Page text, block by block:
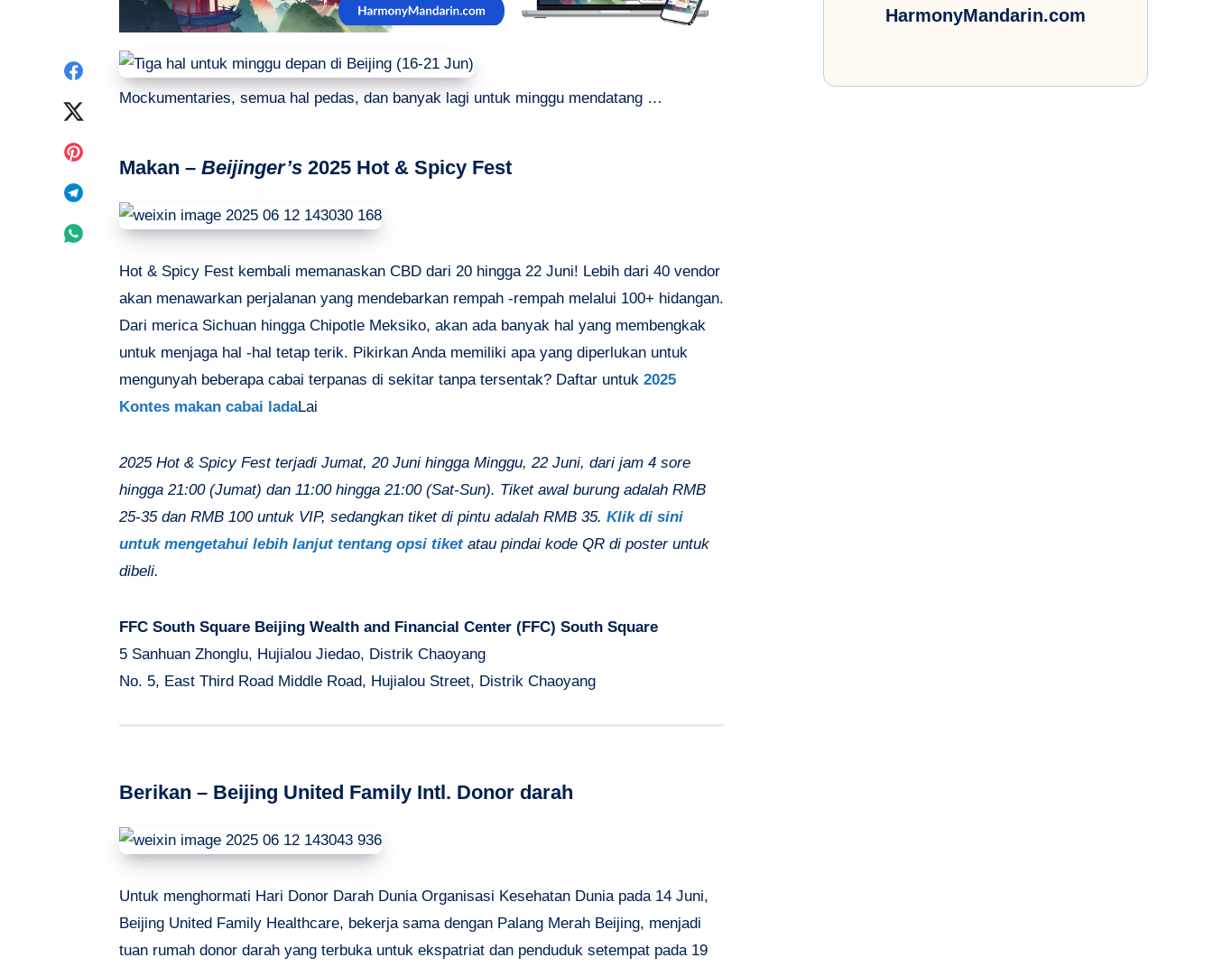
Share
Pinterest
Telegram
Share
Whatsapp
Mockumentaries, semua hal pedas, dan banyak lagi untuk minggu mendatang …
Makan – Beijinger’s 2025 Hot & Spicy Fest
Hot & Spicy Fest kembali memanaskan CBD dari 20 hingga 22 Juni! Lebih dari 40 vendor
akan menawarkan perjalanan yang mendebarkan rempah -rempah melalui 100+ hidangan.
Dari merica Sichuan hingga Chipotle Meksiko, akan ada banyak hal yang membengkak
untuk menjaga hal -hal tetap terik. Pikirkan Anda memiliki apa yang diperlukan untuk
mengunyah beberapa cabai terpanas di sekitar tanpa tersentak? Daftar untuk 2025
Kontes makan cabai ladaLai
2025 Hot & Spicy Fest terjadi Jumat, 20 Juni hingga Minggu, 22 Juni, dari jam 4 sore
hingga 21:00 (Jumat) dan 11:00 hingga 21:00 (Sat-Sun). Tiket awal burung adalah RMB
25-35 dan RMB 100 untuk VIP, sedangkan tiket di pintu adalah RMB 35. Klik di sini
untuk mengetahui lebih lanjut tentang opsi tiketatau pindai kode QR di poster untuk
dibeli.
FFC South Square Beijing Wealth and Financial Center (FFC) South Square
5 Sanhuan Zhonglu, Hujialou Jiedao, Distrik Chaoyang
No. 5, East Third Road Middle Road, Hujialou Street, Distrik Chaoyang
Berikan – Beijing United Family Intl. Donor darah
Untuk menghormati Hari Donor Darah Dunia Organisasi Kesehatan Dunia pada 14 Juni,
Beijing United Family Healthcare, bekerja sama dengan Palang Merah Beijing, menjadi
tuan rumah donor darah yang terbuka untuk ekspatriat dan penduduk setempat pada 19
HarmonyMandarin.com